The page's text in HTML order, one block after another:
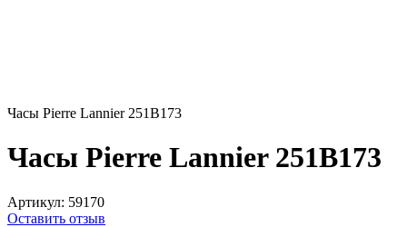
Часы Pierre Lannier 251B173
Часы Pierre Lannier 251B173
Артикул: 59170
Оставить отзыв